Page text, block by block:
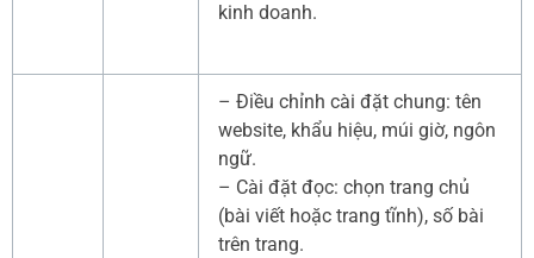
kinh doanh.
– Điều chỉnh cài đặt chung: tên
website, khẩu hiệu, múi giờ, ngôn
ngữ.
– Cài đặt đọc: chọn trang chủ
(bài viết hoặc trang tĩnh), số bài
trên trang.